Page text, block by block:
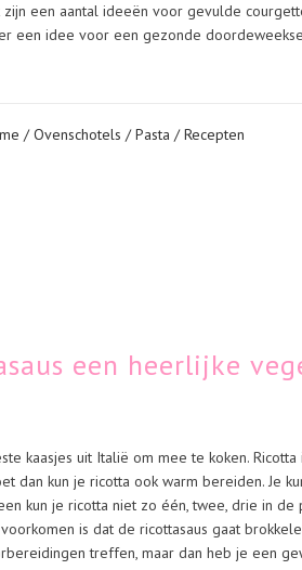
een aantal ideeën voor gevulde
een idee voor een gezonde
/Ovenschotels /Pasta /Recepten
een heerlijke
kaasjes uit Italië om mee te koken.
dan kun je ricotta ook warm bereiden. Je
kun je ricotta niet zo één, twee, drie in de
is dat de ricottasaus gaat
treffen, maar dan heb je een